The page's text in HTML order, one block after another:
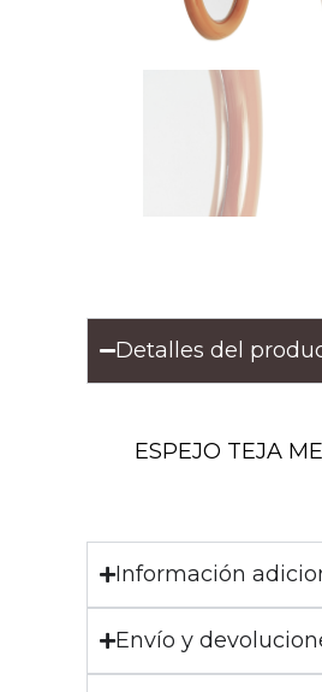
Detalles del
ESPEJO TEJA
Información
Envío y